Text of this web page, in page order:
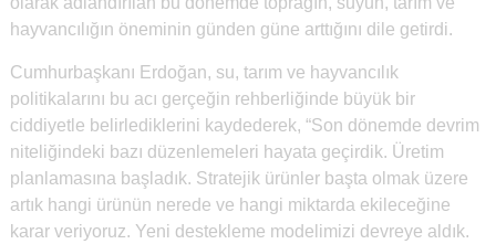
hayvancılığın öneminin günden güne arttığını dile getirdi.
Cumhurbaşkanı Erdoğan, su, tarım ve hayvancılık
politikalarını bu acı gerçeğin rehberliğinde büyük bir
ciddiyetle belirlediklerini kaydederek, “Son dönemde devrim
niteliğindeki bazı düzenlemeleri hayata geçirdik. Üretim
planlamasına başladık. Stratejik ürünler başta olmak üzere
artık hangi ürünün nerede ve hangi miktarda ekileceğine
karar veriyoruz. Yeni destekleme modelimizi devreye aldık.